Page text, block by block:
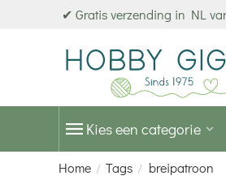
✔ Gratis verzending in NL
Kies een categorie
Home / Tags / breipatroon